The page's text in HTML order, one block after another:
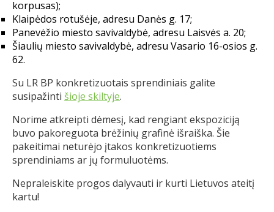
korpusas);
Klaipėdos rotušėje, adresu Danės g. 17;
Panevėžio miesto savivaldybė, adresu Laisvės a. 20;
Šiaulių miesto savivaldybė, adresu Vasario 16-osios g.
62.
Su LR BP konkretizuotais sprendiniais galite
susipažinti šioje skiltyje.
Norime atkreipti dėmesį, kad rengiant ekspoziciją
buvo pakoreguota brėžinių grafinė išraiška. Šie
pakeitimai neturėjo įtakos konkretizuotiems
sprendiniams ar jų formuluotėms.
Nepraleiskite progos dalyvauti ir kurti Lietuvos ateitį
kartu!